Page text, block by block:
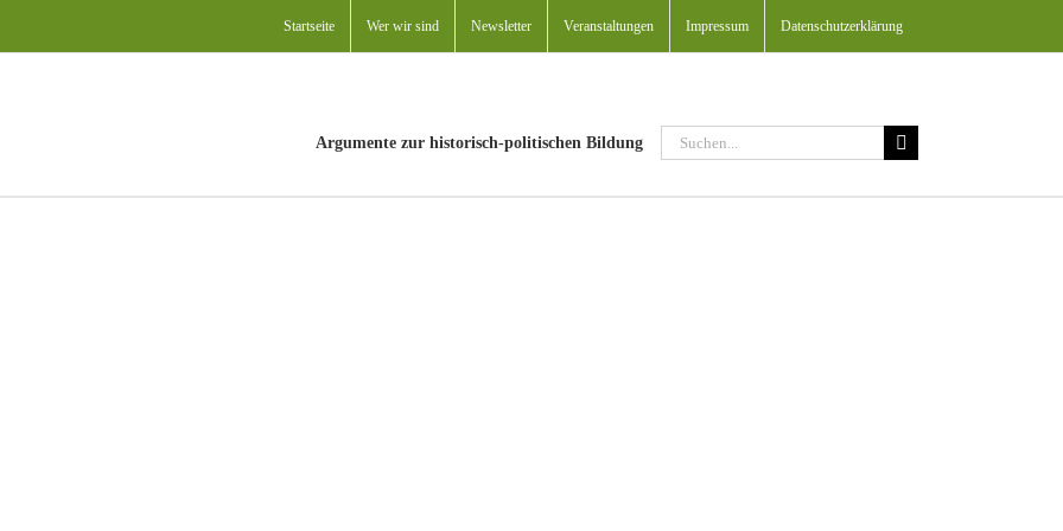
Startseite Wer wir sind Newsletter Veranstaltungen Impressum Datenschutzerklärung
Argumente zur historisch-politischen Bildung
Suche
nach: